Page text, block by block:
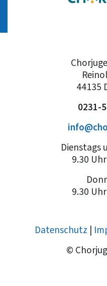
44135
0231-
Dienstags
9.30
9.30
Datenschutz
©